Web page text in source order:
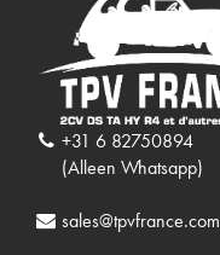
+31 6 82750894
(Alleen Whatsapp)
sales@tpvfrance.com